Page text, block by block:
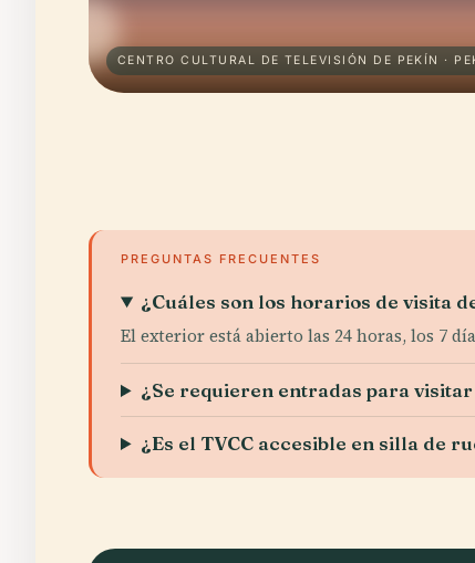
CENTRO CULTURAL DE TELEVISIÓN DE PEKÍN ·
PREGUNTAS FRECUENTES
¿Cuáles son los horarios de visita
El exterior está abierto las 24 horas, los 7
¿Se requieren entradas para visitar
¿Es el TVCC accesible en silla de